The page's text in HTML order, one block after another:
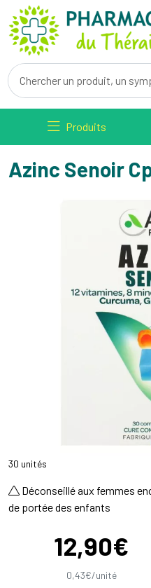
Produits
Azinc Senoir
30 unités
Déconseillé aux femmes
de portée des enfants
12,90€
0,43€/unité